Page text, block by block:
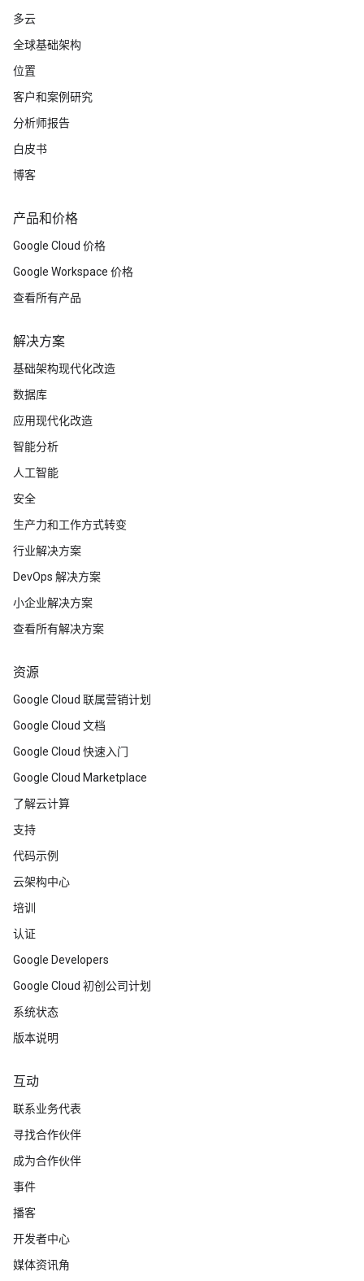
多云
全球基础架构
位置
客户和案例研究
分析师报告
白皮书
博客
产品和价格
Google Cloud 价格
Google Workspace 价格
查看所有产品
解决方案
基础架构现代化改造
数据库
应用现代化改造
智能分析
人工智能
安全
生产力和工作方式转变
行业解决方案
DevOps 解决方案
小企业解决方案
查看所有解决方案
资源
Google Cloud 联属营销计划
Google Cloud 文档
Google Cloud 快速入门
Google Cloud Marketplace
了解云计算
支持
代码示例
云架构中心
培训
认证
Google Developers
Google Cloud 初创公司计划
系统状态
版本说明
互动
联系业务代表
寻找合作伙伴
成为合作伙伴
事件
播客
开发者中心
媒体资讯角